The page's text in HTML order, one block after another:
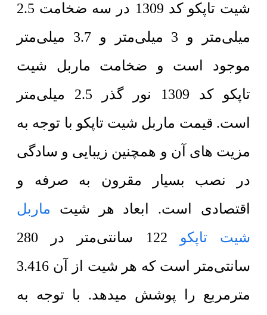
شیت تاپکو کد 1309 در سه ضخامت 2.5
میلی‌متر و 3 میلی‌متر و 3.7 میلی‌متر
موجود است و ضخامت ماربل شیت
تاپکو کد 1309 نور گذر 2.5 میلی‌متر
است. قیمت ماربل شیت تاپکو با توجه به
مزیت های آن و همچنین زیبایی و سادگی
در نصب بسیار مقرون به صرفه و
اقتصادی است. ابعاد هر شیت ماربل
شیت تاپکو
122 سانتی‌متر در 280
سانتی‌متر است که هر شیت از آن 3.416
مترمربع را پوشش میدهد. با توجه به